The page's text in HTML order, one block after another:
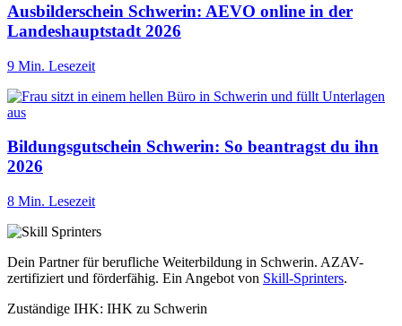
Ausbilderschein Schwerin: AEVO online in der
Landeshauptstadt 2026
9 Min. Lesezeit
Bildungsgutschein Schwerin: So beantragst du ihn
2026
8 Min. Lesezeit
Dein Partner für berufliche Weiterbildung in Schwerin. AZAV-
zertifiziert und förderfähig. Ein Angebot von Skill-Sprinters.
Zuständige IHK: IHK zu Schwerin